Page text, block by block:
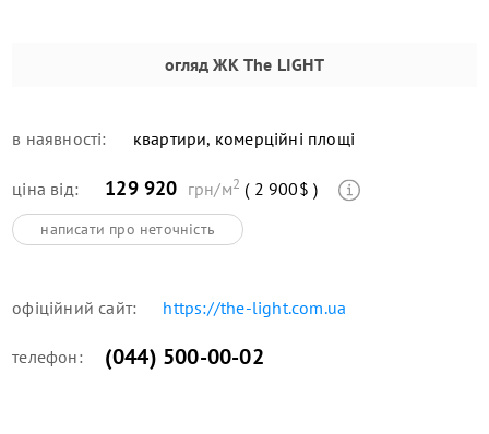
огляд ЖК The LIGHT
в наявності: квартири, комерційні площі
ціна від: 129 920 грн/м2 ( 2 900$ )
написати про неточність
офіційний сайт: https://the-light.com.ua
телефон: (044) 500-00-02